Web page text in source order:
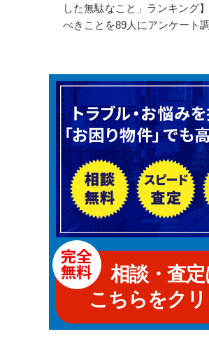
した無駄なこと」ランキング
べきことを89人にアンケート
相談・査定
こちらをク